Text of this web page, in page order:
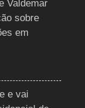
Valdemar
sobre
em
e vai